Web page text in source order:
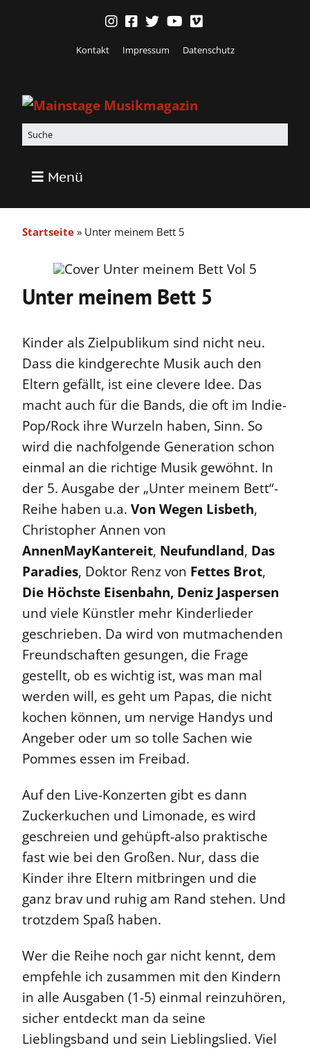
Kontakt Impressum Datenschutz
Menü
Startseite » Unter meinem Bett 5
Unter meinem Bett 5
Kinder als Zielpublikum sind nicht neu.
Dass die kindgerechte Musik auch den
Eltern gefällt, ist eine clevere Idee. Das
macht auch für die Bands, die oft im Indie-
Pop/Rock ihre Wurzeln haben, Sinn. So
wird die nachfolgende Generation schon
einmal an die richtige Musik gewöhnt. In
der 5. Ausgabe der „Unter meinem Bett“-
Reihe haben u.a. Von Wegen Lisbeth,
Christopher Annen von
AnnenMayKantereit, Neufundland, Das
Paradies, Doktor Renz von Fettes Brot,
Die Höchste Eisenbahn, Deniz Jaspersen
und viele Künstler mehr Kinderlieder
geschrieben. Da wird von mutmachenden
Freundschaften gesungen, die Frage
gestellt, ob es wichtig ist, was man mal
werden will, es geht um Papas, die nicht
kochen können, um nervige Handys und
Angeber oder um so tolle Sachen wie
Pommes essen im Freibad.
Auf den Live-Konzerten gibt es dann
Zuckerkuchen und Limonade, es wird
geschreien und gehüpft-also praktische
fast wie bei den Großen. Nur, dass die
Kinder ihre Eltern mitbringen und die
ganz brav und ruhig am Rand stehen. Und
trotzdem Spaß haben.
Wer die Reihe noch gar nicht kennt, dem
empfehle ich zusammen mit den Kindern
in alle Ausgaben (1-5) einmal reinzuhören,
sicher entdeckt man da seine
Lieblingsband und sein Lieblingslied. Viel